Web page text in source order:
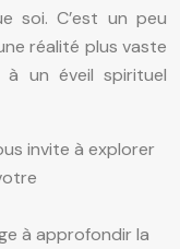
soi. C’est un peu
réalité plus vaste
un éveil spirituel
invite à explorer
à approfondir la